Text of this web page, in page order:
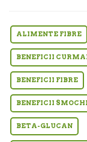
ALIMENTE FIBRE
BENEFICII
BENEFICII FIBRE
BENEFICII
BETA-GLUCAN